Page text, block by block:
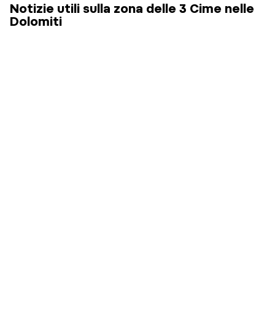
Notizie utili sulla zona delle 3 Cime nelle
Dolomiti